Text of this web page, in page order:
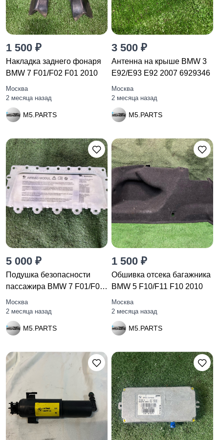
1 500 ₽
Накладка заднего фонаря
BMW 7 F01/F02 F01 2010
Москва
2 месяца назад
M5.PARTS
3 500 ₽
Антенна на крыше BMW 3
E92/E93 E92 2007 6929346
Москва
2 месяца назад
M5.PARTS
5 000 ₽
Подушка безопасности
пассажира BMW 7 F01/F02
F01
Москва
2 месяца назад
M5.PARTS
1 500 ₽
Обшивка отсека багажника
BMW 5 F10/F11 F10 2010
Москва
2 месяца назад
M5.PARTS